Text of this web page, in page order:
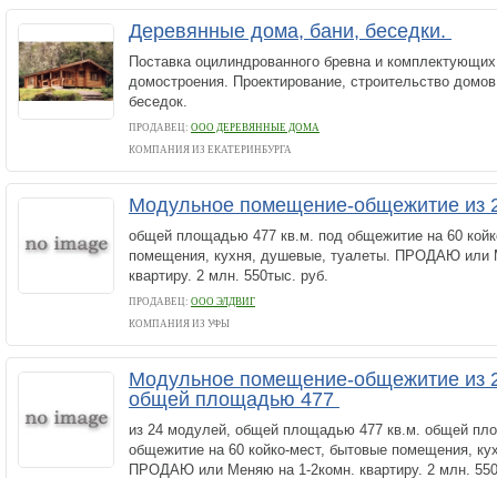
Деревянные дома, бани, беседки.
Поставка оцилиндрованного бревна и
домостроения. Проектирование, строительство
беседок.
ПРОДАВЕЦ: ООО ДЕРЕВЯННЫЕ ДОМА
КОМПАНИЯ ИЗ ЕКАТЕРИНБУРГА
Модульное помещение-общежитие из
общей площадью 477 кв.м. под общежитие на 60
помещения, кухня, душевые, туалеты. ПРОДАЮ или
квартиру. 2 млн. 550тыс. руб.
ПРОДАВЕЦ: ООО ЭЛДВИГ
КОМПАНИЯ ИЗ УФЫ
Модульное помещение-общежитие из
общей площадью 477
из 24 модулей, общей площадью 477 кв.м. общей
общежитие на 60 койко-мест, бытовые помещения,
ПРОДАЮ или Меняю на 1-2комн. квартиру. 2 млн.